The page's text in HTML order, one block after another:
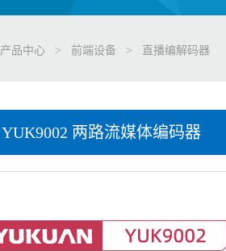
产品中心 > 前端设备 > 直播编解码器
YUK9002 两路流媒体编码器